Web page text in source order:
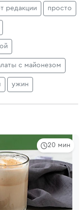
редакции просто
с майонезом
ужин
20 мин